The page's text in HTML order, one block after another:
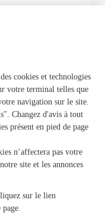
une plante à
associée au code